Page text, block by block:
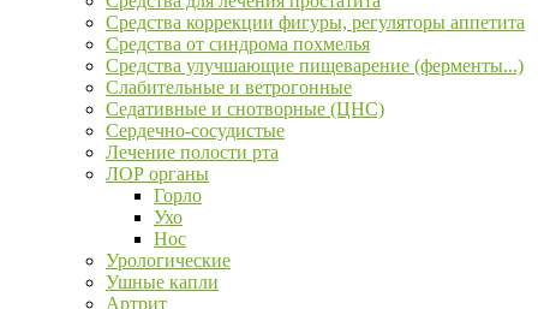
Средства коррекции фигуры, регуляторы аппетита
Средства от синдрома похмелья
Средства улучшающие пищеварение (ферменты...)
Слабительные и ветрогонные
Седативные и снотворные (ЦНС)
Сердечно-сосудистые
Лечение полости рта
ЛОР органы
Горло
Ухо
Нос
Урологические
Ушные капли
Артрит